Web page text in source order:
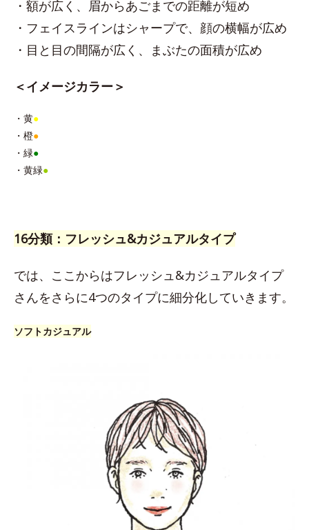
・額が広く、眉からあごまでの距離が短め
・フェイスラインはシャープで、顔の横幅が広め
・目と目の間隔が広く、まぶたの面積が広め
＜イメージカラー＞
・黄●
・橙●
・緑●
・黄緑●
16分類：フレッシュ&カジュアルタイプ
では、ここからはフレッシュ&カジュアルタイプ
さんをさらに4つのタイプに細分化していきます。
ソフトカジュアル